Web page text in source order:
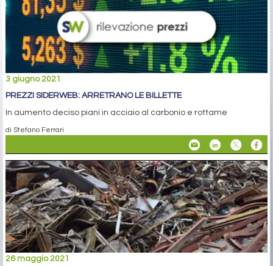
3 giugno 2021
PREZZI SIDERWEB: ARRETRANO LE BILLETTE
In aumento deciso piani in acciaio al carbonio e rottame
di Stefano Ferrari
26 maggio 2021